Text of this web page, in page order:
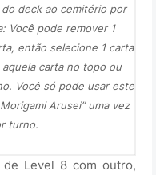
deck ao cemitério por
Você pode remover 1
então selecione 1 carta
carta no topo ou
Você só pode usar este
Arusei” uma vez
turno.
Level 8 com outro,